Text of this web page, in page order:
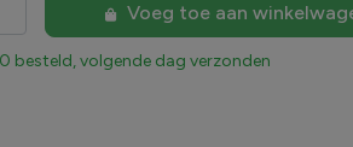
Voeg toe aan
besteld, volgende dag verzonden